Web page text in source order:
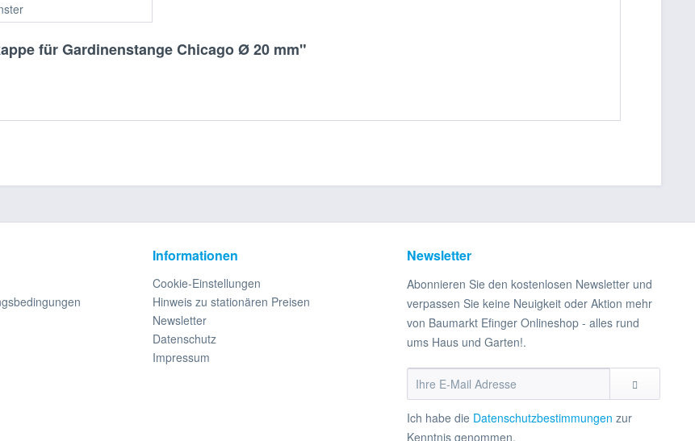
für Gardinenstange Chicago Ø 20 mm"
Informationen
Cookie-Einstellungen
Hinweis zu stationären Preisen
Newsletter
Datenschutz
Impressum
Newsletter
Abonnieren Sie den kostenlosen Newsletter und
verpassen Sie keine Neuigkeit oder Aktion mehr
von Baumarkt Efinger Onlineshop - alles rund
ums Haus und Garten!.
Ich habe die Datenschutzbestimmungen zur
Kenntnis genommen.